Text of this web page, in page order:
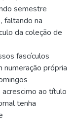
semestre
faltando na
da coleção de
fascículos
numeração própria
ao título
tenha